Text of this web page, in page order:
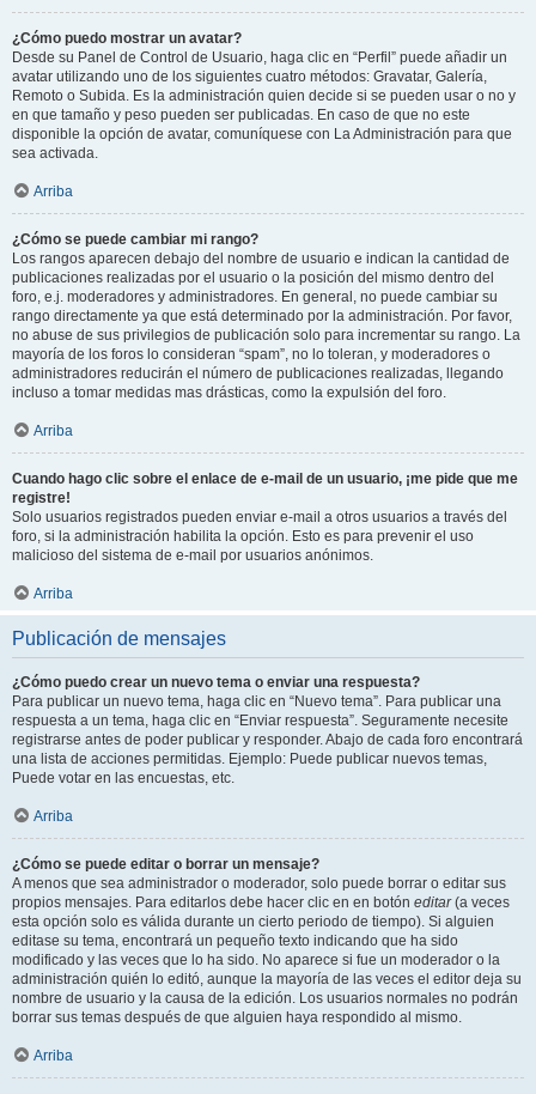
¿Cómo puedo mostrar un avatar?
Desde su Panel de Control de Usuario, haga clic en “Perfil” puede añadir un
avatar utilizando uno de los siguientes cuatro métodos: Gravatar, Galería,
Remoto o Subida. Es la administración quien decide si se pueden usar o no y
en que tamaño y peso pueden ser publicadas. En caso de que no este
disponible la opción de avatar, comuníquese con La Administración para que
sea activada.
Arriba
¿Cómo se puede cambiar mi rango?
Los rangos aparecen debajo del nombre de usuario e indican la cantidad de
publicaciones realizadas por el usuario o la posición del mismo dentro del
foro, e.j. moderadores y administradores. En general, no puede cambiar su
rango directamente ya que está determinado por la administración. Por favor,
no abuse de sus privilegios de publicación solo para incrementar su rango. La
mayoría de los foros lo consideran “spam”, no lo toleran, y moderadores o
administradores reducirán el número de publicaciones realizadas, llegando
incluso a tomar medidas mas drásticas, como la expulsión del foro.
Arriba
Cuando hago clic sobre el enlace de e-mail de un usuario, ¡me pide que me
registre!
Solo usuarios registrados pueden enviar e-mail a otros usuarios a través del
foro, si la administración habilita la opción. Esto es para prevenir el uso
malicioso del sistema de e-mail por usuarios anónimos.
Arriba
Publicación de mensajes
¿Cómo puedo crear un nuevo tema o enviar una respuesta?
Para publicar un nuevo tema, haga clic en “Nuevo tema”. Para publicar una
respuesta a un tema, haga clic en “Enviar respuesta”. Seguramente necesite
registrarse antes de poder publicar y responder. Abajo de cada foro encontrará
una lista de acciones permitidas. Ejemplo: Puede publicar nuevos temas,
Puede votar en las encuestas, etc.
Arriba
¿Cómo se puede editar o borrar un mensaje?
A menos que sea administrador o moderador, solo puede borrar o editar sus
propios mensajes. Para editarlos debe hacer clic en en botón editar(a veces
esta opción solo es válida durante un cierto periodo de tiempo). Si alguien
editase su tema, encontrará un pequeño texto indicando que ha sido
modificado y las veces que lo ha sido. No aparece si fue un moderador o la
administración quién lo editó, aunque la mayoría de las veces el editor deja su
nombre de usuario y la causa de la edición. Los usuarios normales no podrán
borrar sus temas después de que alguien haya respondido al mismo.
Arriba